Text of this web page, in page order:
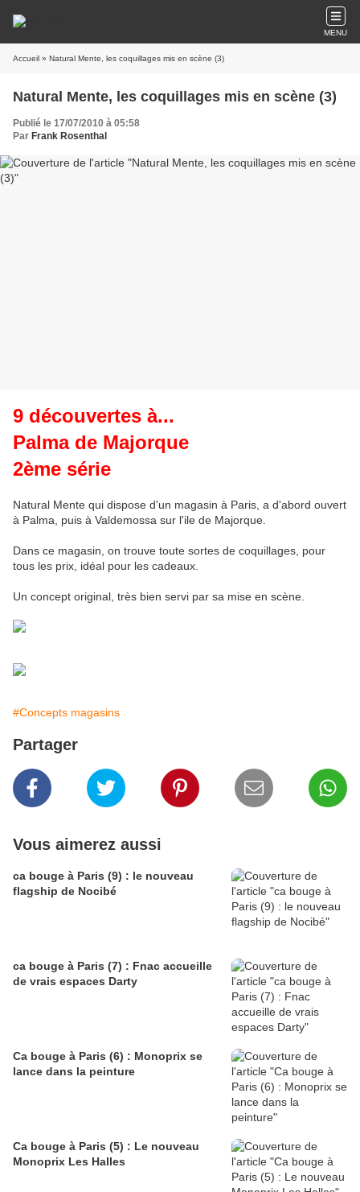
MENU
Accueil » Natural Mente, les coquillages mis en scène (3)
Natural Mente, les coquillages mis en scène (3)
Publié le 17/07/2010 à 05:58
Par Frank Rosenthal
9 découvertes à...
Palma de Majorque
2ème série
Natural Mente qui dispose d'un magasin à Paris, a d'abord ouvert
à Palma, puis à Valdemossa sur l'ile de Majorque.
Dans ce magasin, on trouve toute sortes de coquillages, pour
tous les prix, idéal pour les cadeaux.
Un concept original, très bien servi par sa mise en scène.
#Concepts magasins
Partager
Vous aimerez aussi
ca bouge à Paris (9) : le nouveau
flagship de Nocibé
ca bouge à Paris (7) : Fnac accueille
de vrais espaces Darty
Ca bouge à Paris (6) : Monoprix se
lance dans la peinture
Ca bouge à Paris (5) : Le nouveau
Monoprix Les Halles